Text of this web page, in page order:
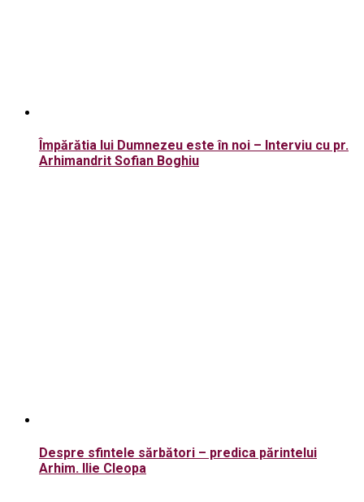
Împărătia lui Dumnezeu este în noi – Interviu cu pr.
Arhimandrit Sofian Boghiu
Despre sfintele sărbători – predica părintelui
Arhim. Ilie Cleopa